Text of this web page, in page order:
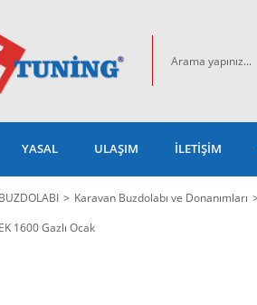
YASAL ULAŞIM İLETİŞİM
Karavan Buzdolabı ve Donanımları